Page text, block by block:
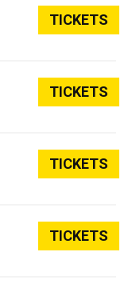
TICKETS
TICKETS
TICKETS
TICKETS